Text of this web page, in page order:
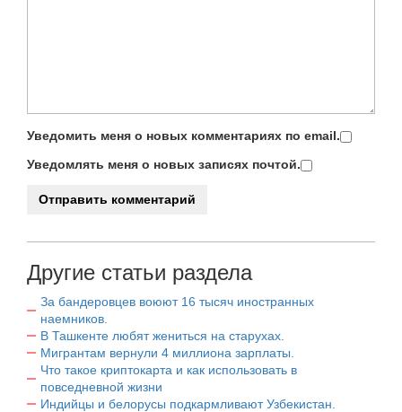
Уведомить меня о новых комментариях по email.
Уведомлять меня о новых записях почтой.
Другие статьи раздела
За бандеровцев воюют 16 тысяч иностранных
наемников.
В Ташкенте любят жениться на старухах.
Мигрантам вернули 4 миллиона зарплаты.
Что такое криптокарта и как использовать в
повседневной жизни
Индийцы и белорусы подкармливают Узбекистан.